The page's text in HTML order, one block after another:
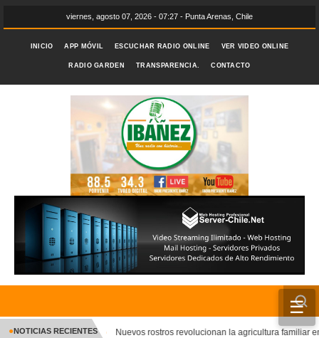
viernes, agosto 07, 2026 - 07:27 - Punta Arenas, Chile
INICIO APP MÓVIL ESCUCHAR RADIO ONLINE VER VIDEO ONLINE
RADIO GARDEN TRANSPARENCIA. CONTACTO
☰
INICIO
NOTICIAS RECIENTES Nuevos rostros revolucionan la agricultura familiar